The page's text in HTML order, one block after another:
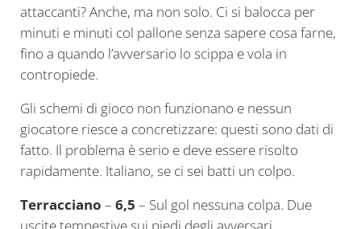
attaccanti? Anche, ma non solo. Ci si balocca per
minuti e minuti col pallone senza sapere cosa farne,
fino a quando l’avversario lo scippa e vola in
contropiede.
Gli schemi di gioco non funzionano e nessun
giocatore riesce a concretizzare: questi sono dati di
fatto. Il problema è serio e deve essere risolto
rapidamente. Italiano, se ci sei batti un colpo.
Terracciano – 6,5 – Sul gol nessuna colpa. Due